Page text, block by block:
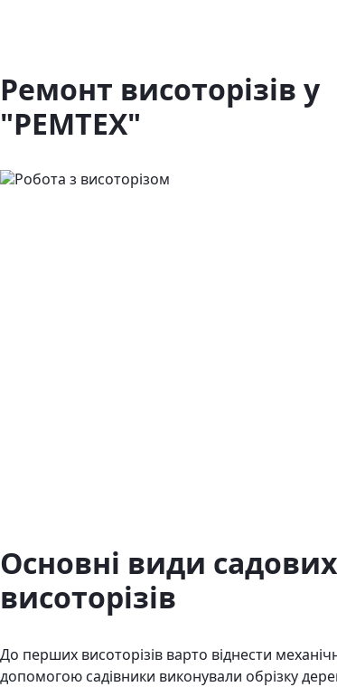
Ремонт висоторізів у
"РЕМТЕХ"
Основні види садових
висоторізів
До перших висоторізів варто віднести
допомогою садівники виконували обрізку